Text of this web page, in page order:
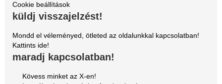
Cookie beállítások
küldj visszajelzést!
Mondd el véleményed, ötleted az oldalunkkal kapcsolatban!
Kattints ide!
maradj kapcsolatban!
Kövess minket az X-en!